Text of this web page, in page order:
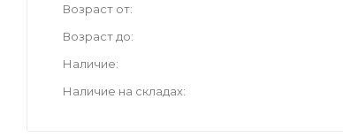
Возраст от
Возраст до
Наличие
Наличие на складах